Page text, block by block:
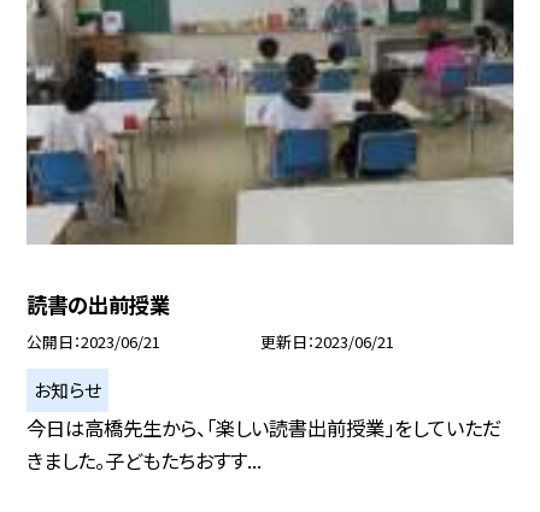
読書の出前授業
公開日 2023/06/21 更新日 2023/06/21
お知らせ
今日は高橋先生から、「楽しい読書出前授業」をしていただ
きました。子どもたちおすす...